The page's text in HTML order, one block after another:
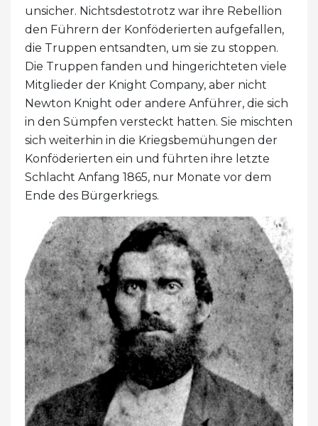
unsicher. Nichtsdestotrotz war ihre Rebellion
den Führern der Konföderierten aufgefallen,
die Truppen entsandten, um sie zu stoppen.
Die Truppen fanden und hingerichteten viele
Mitglieder der Knight Company, aber nicht
Newton Knight oder andere Anführer, die sich
in den Sümpfen versteckt hatten. Sie mischten
sich weiterhin in die Kriegsbemühungen der
Konföderierten ein und führten ihre letzte
Schlacht Anfang 1865, nur Monate vor dem
Ende des Bürgerkriegs.